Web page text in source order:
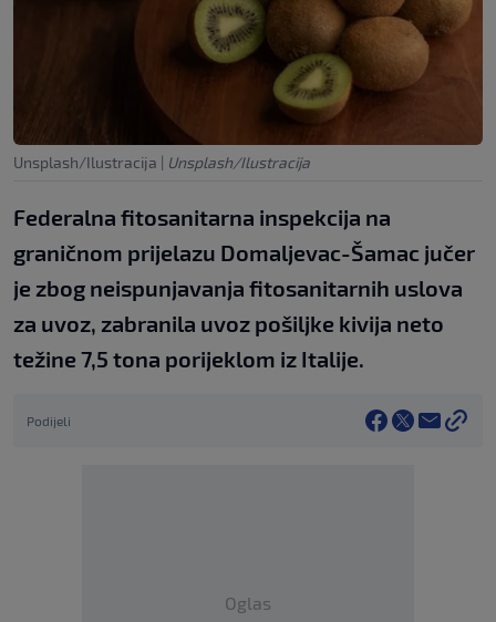
Unsplash/Ilustracija | Unsplash/Ilustracija
Federalna fitosanitarna inspekcija na
graničnom prijelazu Domaljevac-Šamac jučer
je zbog neispunjavanja fitosanitarnih uslova
za uvoz, zabranila uvoz pošiljke kivija neto
težine 7,5 tona porijeklom iz Italije.
Podijeli
Oglas